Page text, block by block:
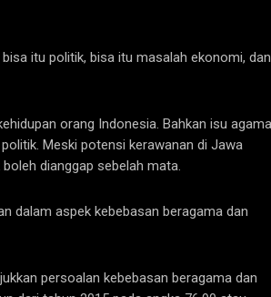
itu politik, bisa itu masalah ekonomi, dan
orang Indonesia. Bahkan isu agama
Meski potensi kerawanan di Jawa
dianggap sebelah mata.
dalam aspek kebebasan beragama dan
persoalan kebebasan beragama dan